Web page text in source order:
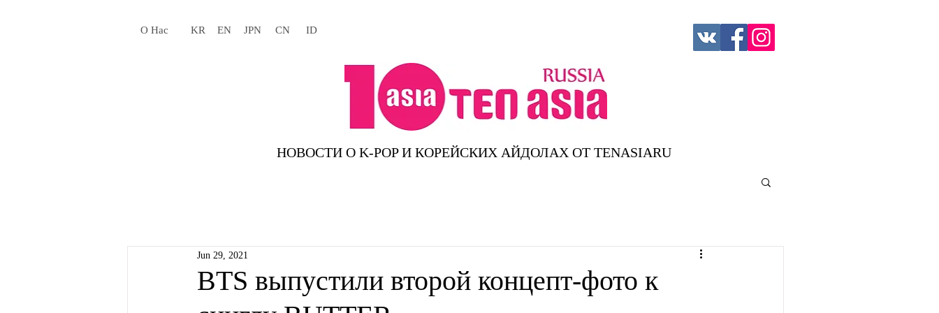
О Нас KR EN JPN CN ID
НОВОСТИ О K-POP И КОРЕЙСКИХ АЙДОЛАХ ОТ TENASIARU
BTS выпустили второй концепт-фото к
Jun 29, 2021